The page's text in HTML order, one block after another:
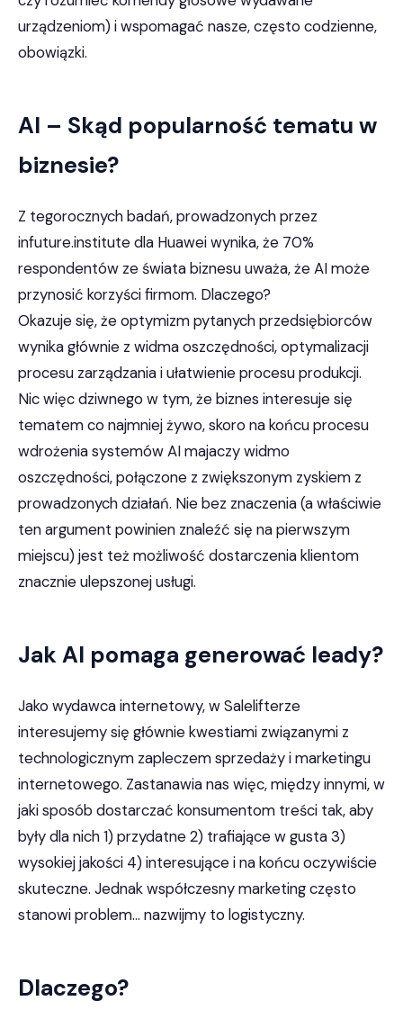
urządzeniom) i wspomagać nasze, często codzienne,
obowiązki.
AI – Skąd popularność tematu w
biznesie?
Z tegorocznych badań, prowadzonych przez
infuture.institute dla Huawei wynika, że 70%
respondentów ze świata biznesu uważa, że AI może
przynosić korzyści firmom. Dlaczego?
Okazuje się, że optymizm pytanych przedsiębiorców
wynika głównie z widma oszczędności, optymalizacji
procesu zarządzania i ułatwienie procesu produkcji.
Nic więc dziwnego w tym, że biznes interesuje się
tematem co najmniej żywo, skoro na końcu procesu
wdrożenia systemów AI majaczy widmo
oszczędności, połączone z zwiększonym zyskiem z
prowadzonych działań. Nie bez znaczenia (a właściwie
ten argument powinien znaleźć się na pierwszym
miejscu) jest też możliwość dostarczenia klientom
znacznie ulepszonej usługi.
Jak AI pomaga generować leady?
Jako wydawca internetowy, w Salelifterze
interesujemy się głównie kwestiami związanymi z
technologicznym zapleczem sprzedaży i marketingu
internetowego. Zastanawia nas więc, między innymi, w
jaki sposób dostarczać konsumentom treści tak, aby
były dla nich 1) przydatne 2) trafiające w gusta 3)
wysokiej jakości 4) interesujące i na końcu oczywiście
skuteczne. Jednak współczesny marketing często
stanowi problem… nazwijmy to logistyczny.
Dlaczego?